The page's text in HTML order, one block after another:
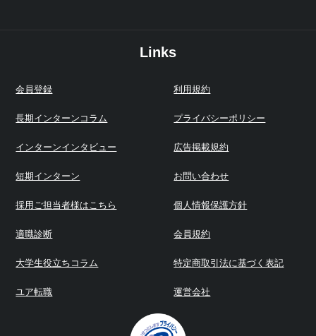
Links
会員登録
長期インターンコラム
インターンインタビュー
短期インターン
採用ご担当者様はこちら
適職診断
大学生役立ちコラム
ユア転職
利用規約
プライバシーポリシー
広告掲載規約
お問い合わせ
個人情報保護方針
会員規約
特定商取引法に基づく表記
運営会社